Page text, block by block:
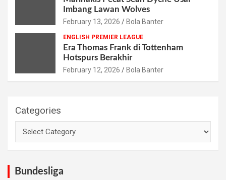
Imbang Lawan Wolves
February 13, 2026 Bola Banter
ENGLISH PREMIER LEAGUE
Era Thomas Frank di Tottenham
Hotspurs Berakhir
February 12, 2026 Bola Banter
Categories
Bundesliga